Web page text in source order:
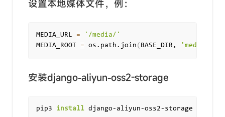
设置本地媒体文件，例：
MEDIA_URL =
'/media/'
MEDIA_ROOT = os.path.join ( BASE_DIR, 'media'
安装django-aliyun-oss2-storage
pip3 install